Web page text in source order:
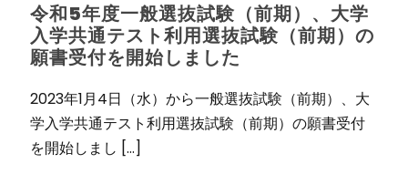
令和5年度一般選抜試験（前期）、大学
入学共通テスト利用選抜試験（前期）の
願書受付を開始しました
2023年1月4日（水）から一般選抜試験（前期）、大
学入学共通テスト利用選抜試験（前期）の願書受付
を開始しまし […]